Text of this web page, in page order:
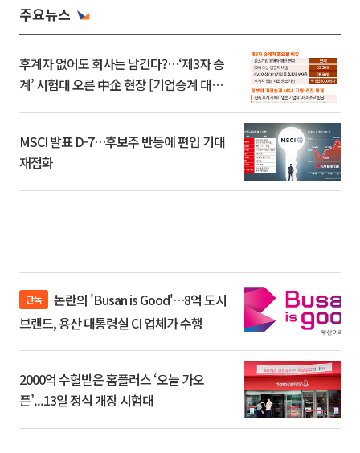
주요뉴스
후계자 없어도 회사는 남긴다?…‘제3자 승
계’ 시험대 오른 中企 현장 [기업승계 대전
MSCI 발표 D-7…후보주 반등에 편입 기대
재점화
단독
브랜드, 용산 대통령실 CI 업체가 수행
2000억 수혈받은 홈플러스 ‘오늘 가오
픈’...13일 정식 개장 시험대